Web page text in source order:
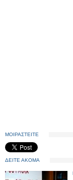
ΜΟΙΡΑΣΤΕΙΤΕ
ΔΕΙΤΕ ΑΚΟΜΑ